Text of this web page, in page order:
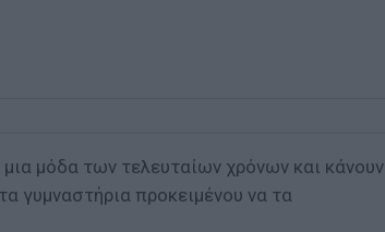
μόδα των τελευταίων χρόνων και κάνουν
γυμναστήρια προκειμένου να τα